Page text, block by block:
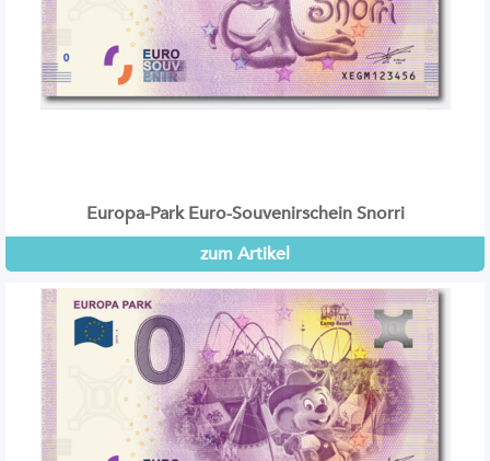
Europa-Park Euro-Souvenirschein Snorri
zum Artikel